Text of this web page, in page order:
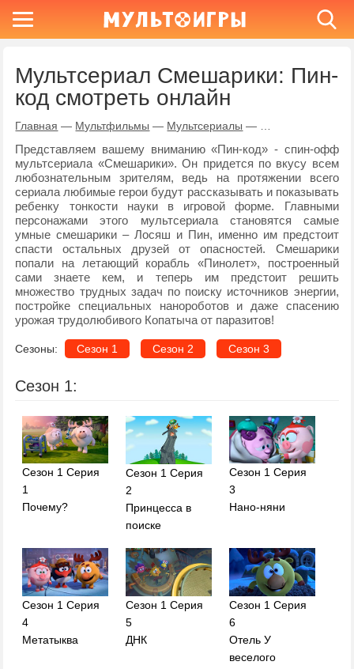
Мультсериал Смешарики: Пин-
код смотреть онлайн
Главная — Мультфильмы — Мультсериалы —
Представляем вашему вниманию «Пин-код» - спин-офф
мультсериала «Смешарики». Он придется по вкусу всем
любознательным зрителям, ведь на протяжении всего
сериала любимые герои будут рассказывать и показывать
ребенку тонкости науки в игровой форме. Главными
персонажами этого мультсериала становятся самые
умные смешарики – Лосяш и Пин, именно им предстоит
спасти остальных друзей от опасностей. Смешарики
попали на летающий корабль «Пинолет», построенный
сами знаете кем, и теперь им предстоит решить
множество трудных задач по поиску источников энергии,
постройке специальных нанороботов и даже спасению
урожая трудолюбивого Копатыча от паразитов!
Сезоны: Сезон 1 Сезон 2 Сезон 3
Сезон 1:
Сезон 1 Серия
1
Почему?
Сезон 1 Серия
2
Принцесса в
поиске
Сезон 1 Серия
3
Нано-няни
Сезон 1 Серия
4
Метатыква
Сезон 1 Серия
5
ДНК
Сезон 1 Серия
6
Отель У
веселого